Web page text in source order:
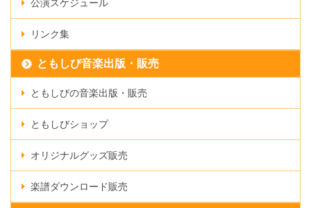
公演スケジュール
リンク集
ともしび音楽出版・販売
ともしびの音楽出版・販売
ともしびショップ
オリジナルグッズ販売
楽譜ダウンロード販売